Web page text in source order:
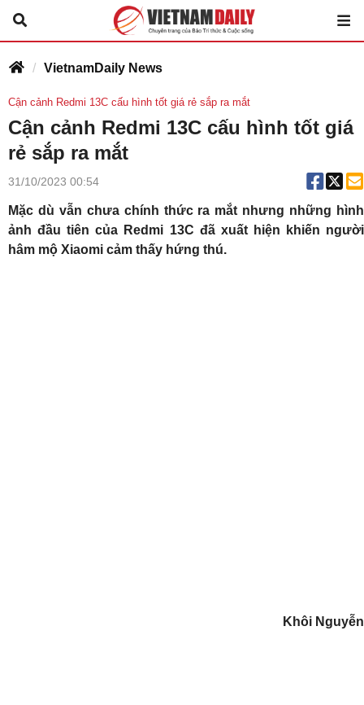
VietnamDaily News
Cận cảnh Redmi 13C cấu hình tốt giá rẻ sắp ra mắt
Cận cảnh Redmi 13C cấu hình tốt giá
rẻ sắp ra mắt
31/10/2023 00:54
Mặc dù vẫn chưa chính thức ra mắt nhưng những hình
ảnh đầu tiên của Redmi 13C đã xuất hiện khiến người
hâm mộ Xiaomi cảm thấy hứng thú.
Khôi Nguyễn